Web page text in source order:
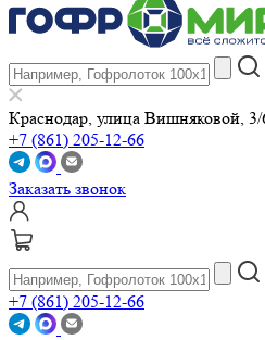
Краснодар, улица Вишняковой,
+7 (861) 205-12-66
Заказать звонок
+7 (861) 205-12-66